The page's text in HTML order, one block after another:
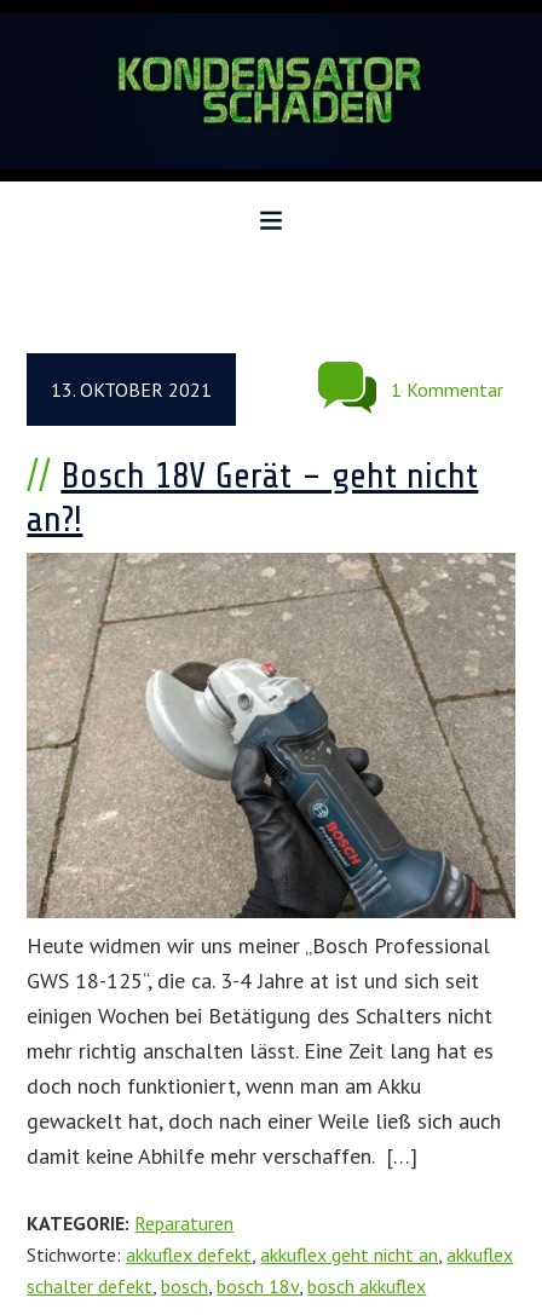
Hauptnavigation
13. OKTOBER 2021 1 Kommentar
Bosch 18V Gerät – geht nicht
an?!
Heute widmen wir uns meiner „Bosch Professional
GWS 18-125“, die ca. 3-4 Jahre at ist und sich seit
einigen Wochen bei Betätigung des Schalters nicht
mehr richtig anschalten lässt. Eine Zeit lang hat es
doch noch funktioniert, wenn man am Akku
gewackelt hat, doch nach einer Weile ließ sich auch
damit keine Abhilfe mehr verschaffen. […]
KATEGORIE: Reparaturen
Stichworte:akkuflex defekt,akkuflex geht nicht an,akkuflex
schalter defekt,bosch,bosch 18v,bosch akkuflex